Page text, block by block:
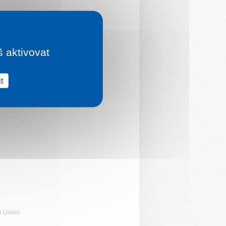
Union
aktivovat